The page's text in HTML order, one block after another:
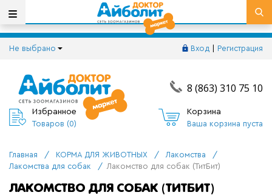
Не выбрано Вход Регистрация
8 (863) 310 75 10
Избранное
Товаров (0)
Корзина
Ваша корзина пуста
Главная / КОРМА ДЛЯ ЖИВОТНЫХ / Лакомства
/
Лакомства для собак
/ Лакомство для собак (ТитБит)
ЛАКОМСТВО ДЛЯ СОБАК (ТИТБИТ)